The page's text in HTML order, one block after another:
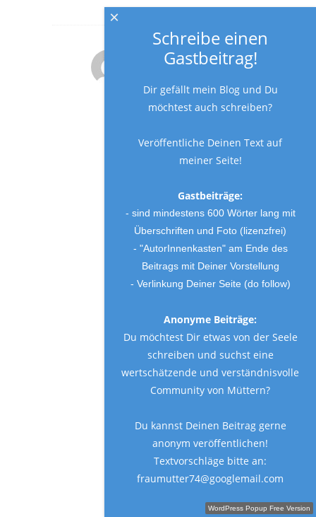
Reply
SABRINA
Hallo Frau Schürger,
uns freut sehr, dass der
für Kinder ab 3 Jahren
geeignet.
Jahren nicht geeignet,
da er verschluckbare
Kleinteile enthält. Gerne
können Sie in unserem
Shop vorbeischauen.
Wir haben niedliche
Schmusetücher von
Handpuppe Maus
Martin, die als
Handpuppe oder
Schmusetuch verwendet
werden kann. Zusätzlich
ist sie bei 30Grad
andere Designs finden
Sie hier:
https://www.spielheld.de/spielen/
co/beleduc-meine-erste-
Schreibe einen Gastbeitrag!
Schreibe einen
Gastbeitrag!
Dir gefällt mein Blog und Du
möchtest auch schreiben?
Veröffentliche Deinen Text auf
meiner Seite!
Gastbeiträge:
- sind mindestens 600 Wörter lang mit
Überschriften und Foto (lizenzfrei)
- "AutorInnenkasten" am Ende des
Beitrags mit Deiner Vorstellung
- Verlinkung Deiner Seite (do follow)
Anonyme Beiträge:
Du möchtest Dir etwas von der Seele
schreiben und suchst eine
wertschätzende und verständnisvolle
Community von Müttern?
Du kannst Deinen Beitrag gerne
anonym veröffentlichen!
Textvorschläge bitte an:
fraumutter74@googlemail.com
×
WordPress Popup Free Version